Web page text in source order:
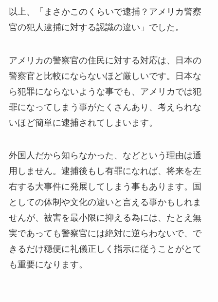
以上、「まさかこのくらいで逮捕？アメリカ警察
官の犯人逮捕に対する認識の違い」でした。
アメリカの警察官の住民に対する対応は、日本の
警察官と比較にならないほど厳しいです。日本な
ら犯罪にならないような事でも、アメリカでは犯
罪になってしまう事がたくさんあり、考えられな
いほど簡単に逮捕されてしまいます。
外国人だから知らなかった、などという理由は通
用しません。逮捕後もし有罪になれば、将来を左
右する大事件に発展してしまう事もあります。国
としての体制や文化の違いと言える事かもしれま
せんが、被害を最小限に抑える為には、たとえ無
実であっても警察官には絶対に逆らわないで、で
きるだけ穏便に礼儀正しく指示に従うことがとて
も重要になります。